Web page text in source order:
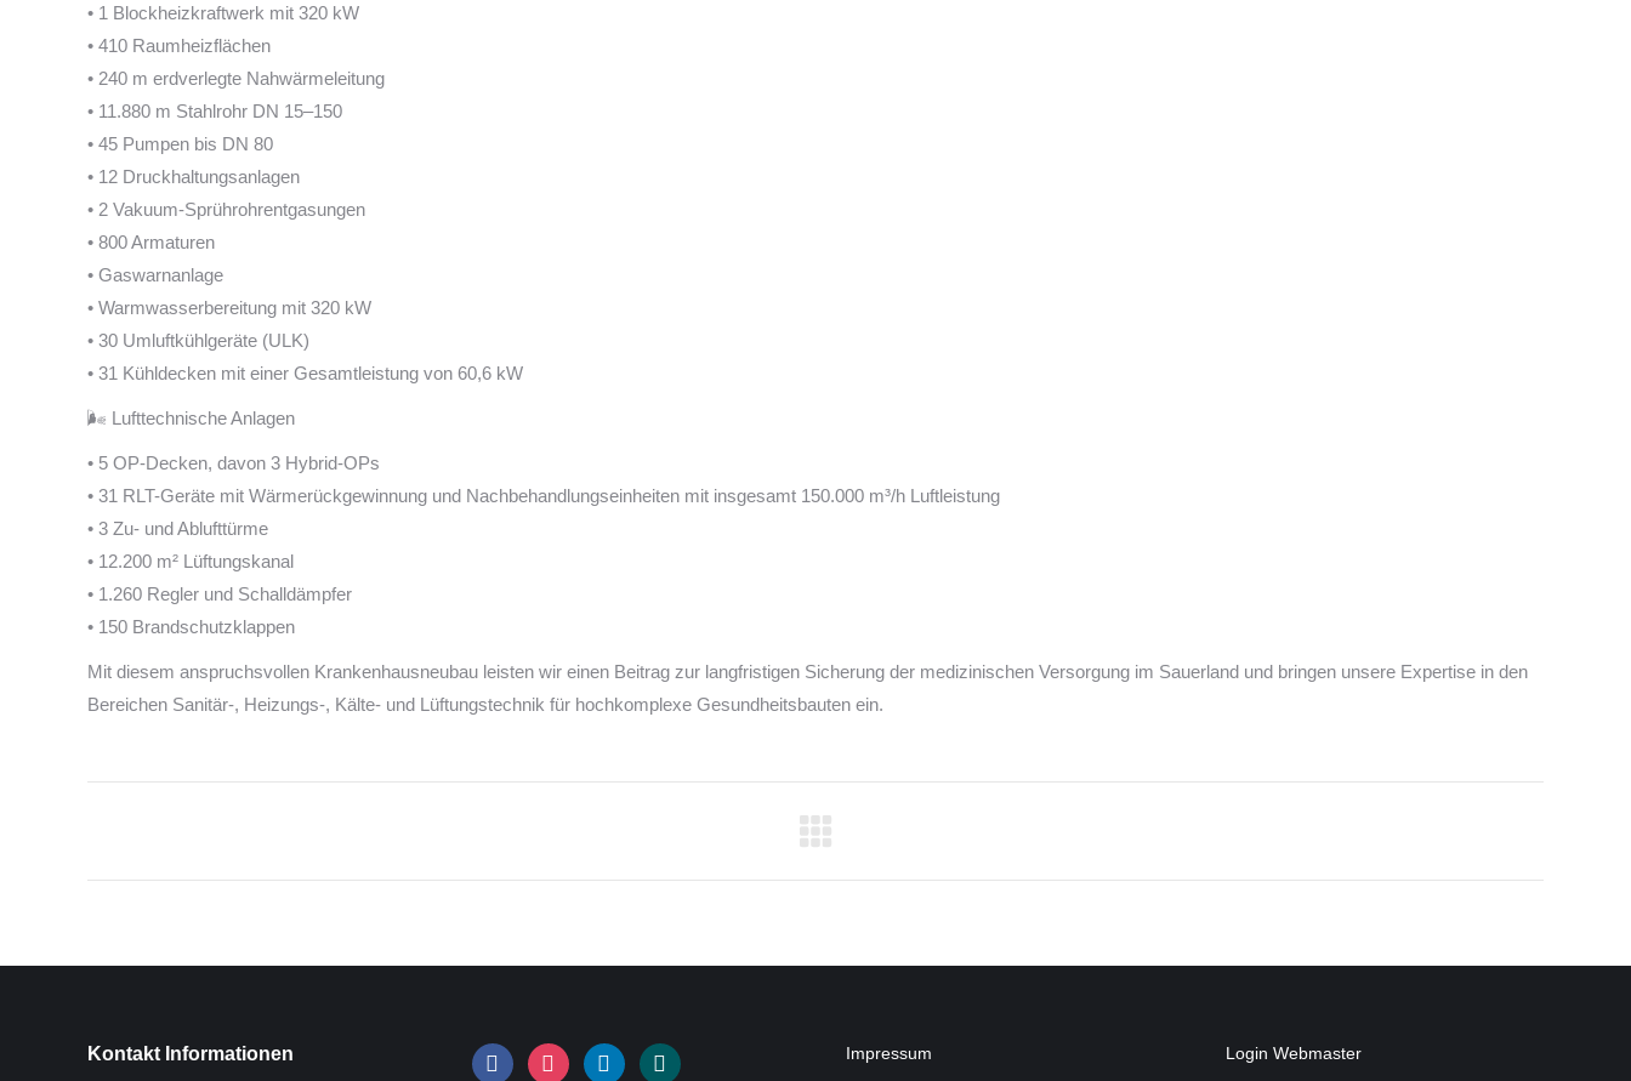
• 1 Blockheizkraftwerk mit 320 kW
• 410 Raumheizflächen
• 240 m erdverlegte Nahwärmeleitung
• 11.880 m Stahlrohr DN 15–150
• 45 Pumpen bis DN 80
• 12 Druckhaltungsanlagen
• 2 Vakuum-Sprührohrentgasungen
• 800 Armaturen
• Gaswarnanlage
• Warmwasserbereitung mit 320 kW
• 30 Umluftkühlgeräte (ULK)
• 31 Kühldecken mit einer Gesamtleistung von 60,6 kW
🌬️ Lufttechnische Anlagen
• 5 OP-Decken, davon 3 Hybrid-OPs
• 31 RLT-Geräte mit Wärmerückgewinnung und Nachbehandlungseinheiten mit insgesamt 150.000 m³/h Luftleistung
• 3 Zu- und Ablufttürme
• 12.200 m² Lüftungskanal
• 1.260 Regler und Schalldämpfer
• 150 Brandschutzklappen
Mit diesem anspruchsvollen Krankenhausneubau leisten wir einen Beitrag zur langfristigen Sicherung der medizinischen Versorgung im Sauerland und bringen unsere Expertise in den
Bereichen Sanitär-, Heizungs-, Kälte- und Lüftungstechnik für hochkomplexe Gesundheitsbauten ein.
Kontakt Informationen facebookinstagramlinkedinxing Impressum Login Webmaster